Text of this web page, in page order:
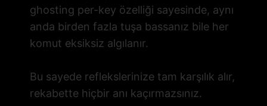
ghosting per-key özelliği sayesinde, aynı
anda birden fazla tuşa bassanız bile her
komut eksiksiz algılanır.
Bu sayede reflekslerinize tam karşılık alır,
rekabette hiçbir anı kaçırmazsınız.